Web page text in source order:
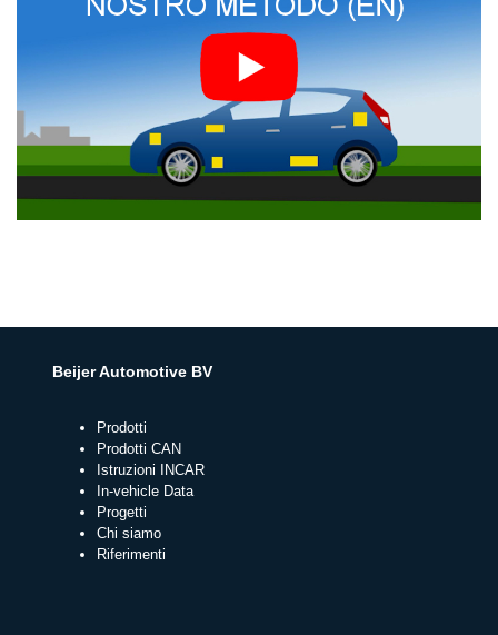
Beijer Automotive BV
Prodotti
Prodotti CAN
Istruzioni INCAR
In-vehicle Data
Progetti
Chi siamo
Riferimenti